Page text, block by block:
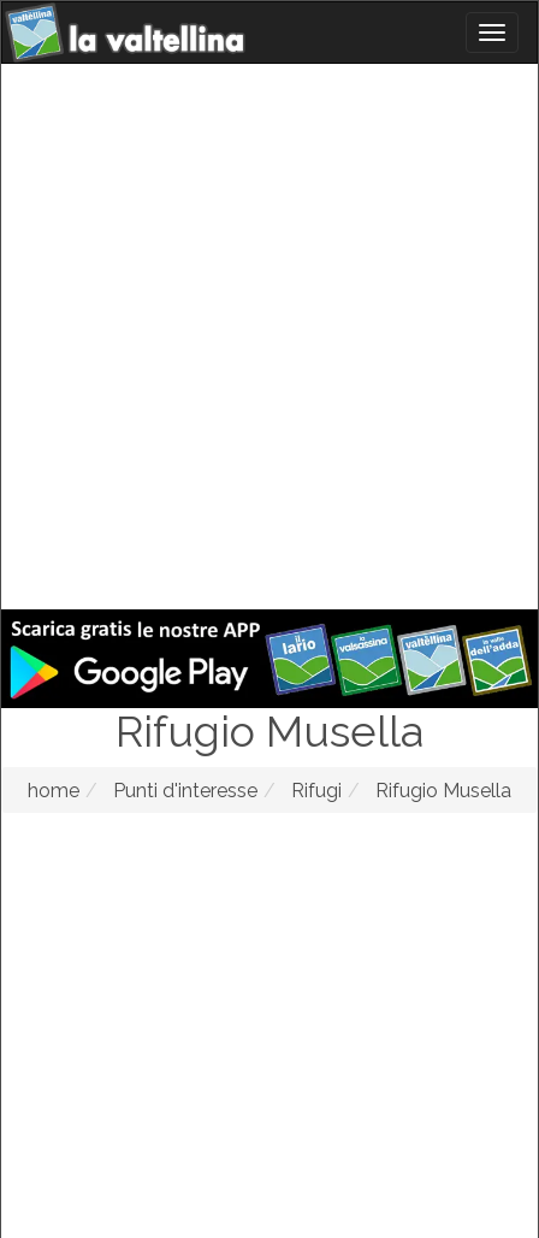
Rifugio Musella
home Punti d'interesse Rifugi Rifugio Musella